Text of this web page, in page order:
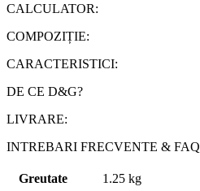
CALCULATOR:
COMPOZIȚIE:
CARACTERISTICI:
DE CE D&G?
LIVRARE:
INTREBARI FRECVENTE & FAQ
Greutate
1.25 kg